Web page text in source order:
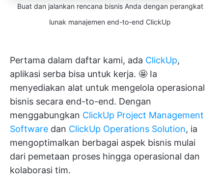
Buat dan jalankan rencana bisnis Anda dengan perangkat
lunak manajemen end-to-end ClickUp
Pertama dalam daftar kami, ada ClickUp,
aplikasi serba bisa untuk kerja. 🤩 Ia
menyediakan alat untuk mengelola operasional
bisnis secara end-to-end. Dengan
menggabungkan ClickUp Project Management
Software dan ClickUp Operations Solution, ia
mengoptimalkan berbagai aspek bisnis mulai
dari pemetaan proses hingga operasional dan
kolaborasi tim.